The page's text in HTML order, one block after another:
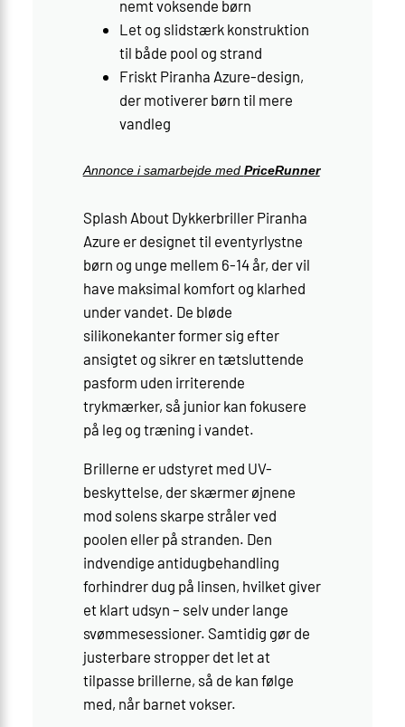
nemt voksende børn
Let og slidstærk konstruktion
til både pool og strand
Friskt Piranha Azure-design,
der motiverer børn til mere
vandleg
Annonce i samarbejde med PriceRunner
Splash About Dykkerbriller Piranha
Azure er designet til eventyrlystne
børn og unge mellem 6-14 år, der vil
have maksimal komfort og klarhed
under vandet. De bløde
silikonekanter former sig efter
ansigtet og sikrer en tætsluttende
pasform uden irriterende
trykmærker, så junior kan fokusere
på leg og træning i vandet.
Brillerne er udstyret med UV-
beskyttelse, der skærmer øjnene
mod solens skarpe stråler ved
poolen eller på stranden. Den
indvendige antidugbehandling
forhindrer dug på linsen, hvilket giver
et klart udsyn – selv under lange
svømmesessioner. Samtidig gør de
justerbare stropper det let at
tilpasse brillerne, så de kan følge
med, når barnet vokser.